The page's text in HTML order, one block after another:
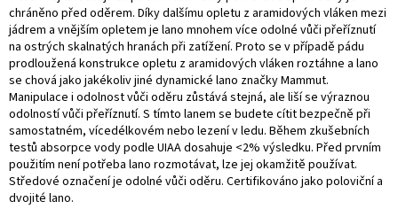
chráněno před oděrem. Díky dalšímu opletu z aramidových vláken mezi
jádrem a vnějším opletem je lano mnohem více odolné vůči přeříznutí
na ostrých skalnatých hranách při zatížení. Proto se v případě pádu
prodloužená konstrukce opletu z aramidových vláken roztáhne a lano
se chová jako jakékoliv jiné dynamické lano značky Mammut.
Manipulace i odolnost vůči oděru zůstává stejná, ale liší se výraznou
odolností vůči přeříznutí. S tímto lanem se budete cítit bezpečně při
samostatném, vícedélkovém nebo lezení v ledu. Během zkušebních
testů absorpce vody podle UIAA dosahuje <2% výsledku. Před prvním
použitím není potřeba lano rozmotávat, lze jej okamžitě používat.
Středové označení je odolné vůči oděru. Certifikováno jako poloviční a
dvojité lano.